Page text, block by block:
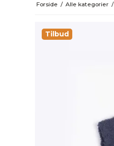
Forside / Alle kategorier /
Tilbud